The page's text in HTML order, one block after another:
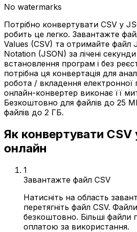
No watermarks
Потрібно конвертувати CSV у
робить це легко. Завантажте
Values (CSV) та отримайте файл
Notation (JSON) за лічені
встановлення програм і без
потрібна ця конвертація для
робота / вкладення
онлайн-конвертер виконає її
Безкоштовно для файлів до 25
файлів до 2 ГБ.
Як конвертувати CSV
онлайн
1
Завантажте файл CSV
Натисніть на область
перетягніть файл CSV.
безкоштовно. Більші файли
оплатою за використання.